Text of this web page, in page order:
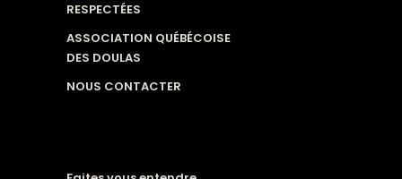
RESPECTÉES
ASSOCIATION QUÉBÉCOISE
DES DOULAS
NOUS CONTACTER